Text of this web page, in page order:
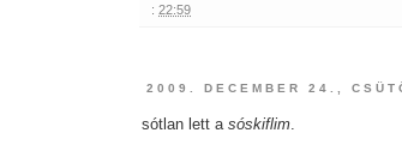
: 22:59
2009. DECEMBER 24.,
sótlan lett a sóskiflim